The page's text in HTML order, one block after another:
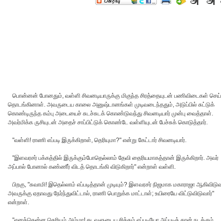
பொன்னன் போனதும், வள்ளி சிவனடியாருக்கு மிகுந்த சிரத்தையுடன் பணிவிடைகள்
தொடங்கினாள். அவருடைய காலை அனுஷ்டானங்கள் முடிவடைந்ததும், அடுப்பில் சுட்டுக்
கொண்டிருந்த கம்பு அடையைச் சுடச்சுடக் கொண்டுவந்து சிவனடியார் முன்பு வைத்தாள்.
அவர்மிக்க ருசியுடன் அதைச் சாப்பிட்டுக் கொண்டே வள்ளியுடன் பேச்சுக் கொடுத்தார்.
"வள்ளி! ராணி எப்படி இருக்கிறாள், தெரியுமா?" என்று கேட்டார் சிவனடியார்.
"இளவரசர் பக்கத்தில் இருக்கும்போதெல்லாம் தேவி தைரியமாகத்தான் இருக்கிறார். அவர்
அப்பால் போனால் கண்ணீர் விடத் தொடங்கி விடுகிறார்" என்றாள் வள்ளி.
பிறகு, "சுவாமி! இதெல்லாம் எப்படித்தான் முடியும்? இளவரசர் நிஜமாக மகாராஜா
அவருக்கு ஏதாவது நேர்ந்துவிட்டால், ராணி பொறுக்க மாட்டாள்; உயிரையே விட்டுவிடுவார்"
என்றாள்.